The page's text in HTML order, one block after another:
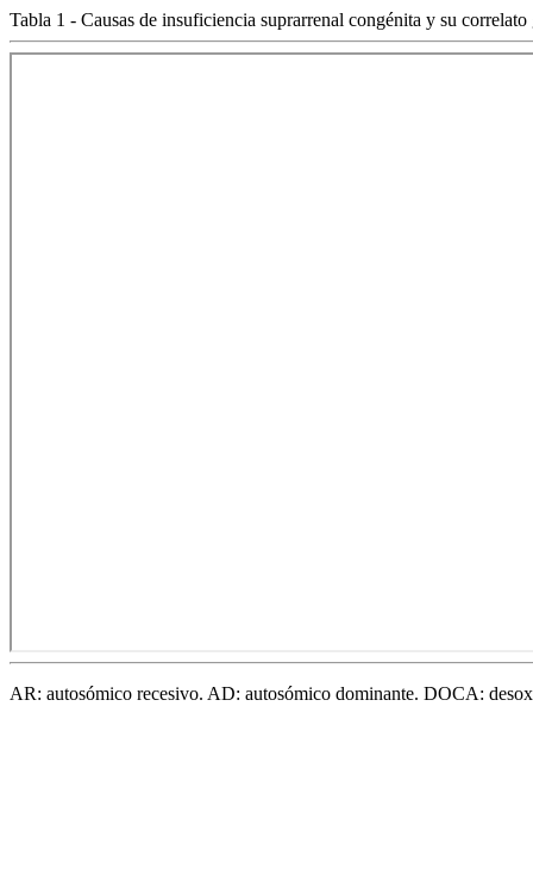
Tabla 1 - Causas de insuficiencia suprarrenal congénita y su correlato
AR: autosómico recesivo. AD: autosómico dominante. DOCA: